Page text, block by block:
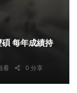
每年成績持
看 0 分享